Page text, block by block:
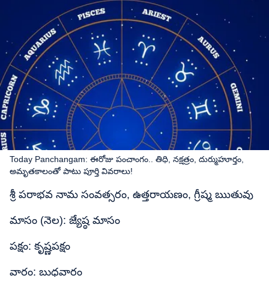
Today Panchangam: ఈరోజు పంచాంగం.. తిధి, నక్షత్రం, దుర్ముహూర్తం,
అమృతకాలంతో పాటు పూర్తి వివరాలు!
శ్రీ పరాభవ నామ సంవత్సరం, ఉత్తరాయణం, గ్రీష్మ ఋతువు
మాసం (నెల): జ్యేష్ఠ మాసం
పక్షం: కృష్ణపక్షం
వారం: బుధవారం